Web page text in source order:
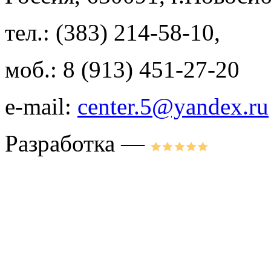
тел.: (383) 214-58-10,
моб.: 8 (913) 451-27-20
e-mail: center.5@yandex.ru
Разработка —